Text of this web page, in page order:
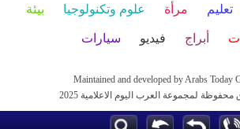
تعليم مرأة علوم وتكنولوجيا بيئة
أبراج فيديو سيارات
Maintained and developed by Arabs Today